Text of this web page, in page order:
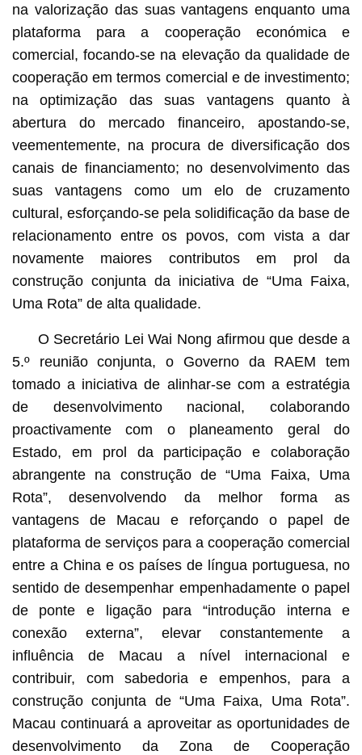
na valorização das suas vantagens enquanto uma
plataforma para a cooperação económica e
comercial, focando-se na elevação da qualidade de
cooperação em termos comercial e de investimento;
na optimização das suas vantagens quanto à
abertura do mercado financeiro, apostando-se,
veementemente, na procura de diversificação dos
canais de financiamento; no desenvolvimento das
suas vantagens como um elo de cruzamento
cultural, esforçando-se pela solidificação da base de
relacionamento entre os povos, com vista a dar
novamente maiores contributos em prol da
construção conjunta da iniciativa de “Uma Faixa,
Uma Rota” de alta qualidade.
O Secretário Lei Wai Nong afirmou que desde a
5.º reunião conjunta, o Governo da RAEM tem
tomado a iniciativa de alinhar-se com a estratégia
de desenvolvimento nacional, colaborando
proactivamente com o planeamento geral do
Estado, em prol da participação e colaboração
abrangente na construção de “Uma Faixa, Uma
Rota”, desenvolvendo da melhor forma as
vantagens de Macau e reforçando o papel de
plataforma de serviços para a cooperação comercial
entre a China e os países de língua portuguesa, no
sentido de desempenhar empenhadamente o papel
de ponte e ligação para “introdução interna e
conexão externa”, elevar constantemente a
influência de Macau a nível internacional e
contribuir, com sabedoria e empenhos, para a
construção conjunta de “Uma Faixa, Uma Rota”.
Macau continuará a aproveitar as oportunidades de
desenvolvimento da Zona de Cooperação